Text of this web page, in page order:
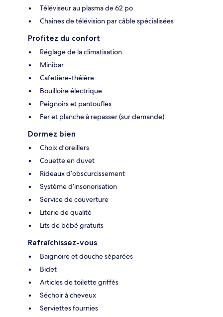
Téléviseur au plasma de 62 po
Chaînes de télévision par câble spécialisées
Profitez du confort
Réglage de la climatisation
Minibar
Cafetière-théière
Bouilloire électrique
Peignoirs et pantoufles
Fer et planche à repasser (sur demande)
Dormez bien
Choix d’oreillers
Couette en duvet
Rideaux d’obscurcissement
Système d’insonorisation
Service de couverture
Literie de qualité
Lits de bébé gratuits
Rafraîchissez-vous
Baignoire et douche séparées
Bidet
Articles de toilette griffés
Séchoir à cheveux
Serviettes fournies